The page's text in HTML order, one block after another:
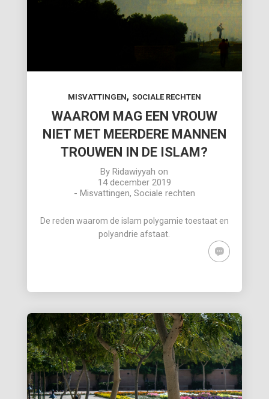
MISVATTINGEN, SOCIALE RECHTEN
WAAROM MAG EEN VROUW
NIET MET MEERDERE MANNEN
TROUWEN IN DE ISLAM?
ByRidawiyyah on
14 december 2019
- Misvattingen, Sociale rechten
De reden waarom de islam polygamie toestaat en
polyandrie afstaat.